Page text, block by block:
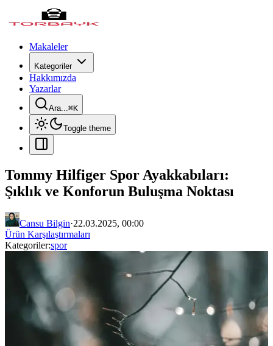
Makaleler
Kategoriler
Hakkımızda
Yazarlar
Ara...⌘K
Toggle theme
Tommy Hilfiger Spor Ayakkabıları:
Şıklık ve Konforun Buluşma Noktası
Cansu Bilgin·22.03.2025, 00:00
Ürün Karşılaştırmaları
Kategoriler:spor